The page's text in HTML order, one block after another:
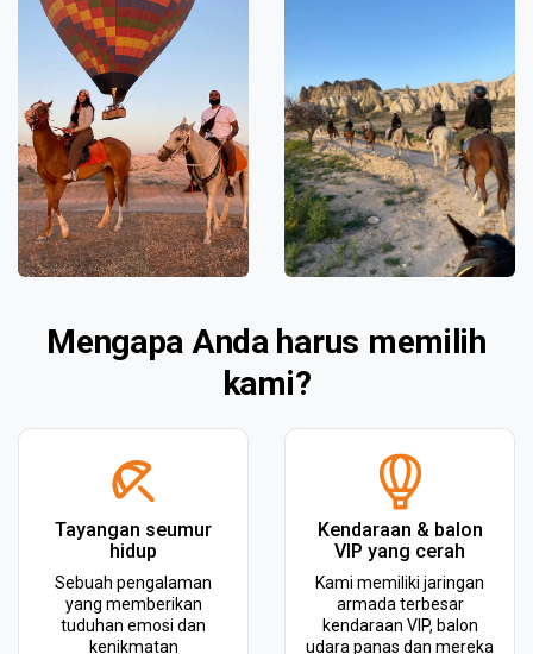
Mengapa Anda harus memilih
kami?
Tayangan seumur
hidup
Sebuah pengalaman
yang memberikan
tuduhan emosi dan
kenikmatan
Kendaraan & balon
VIP yang cerah
Kami memiliki jaringan
armada terbesar
kendaraan VIP, balon
udara panas dan mereka